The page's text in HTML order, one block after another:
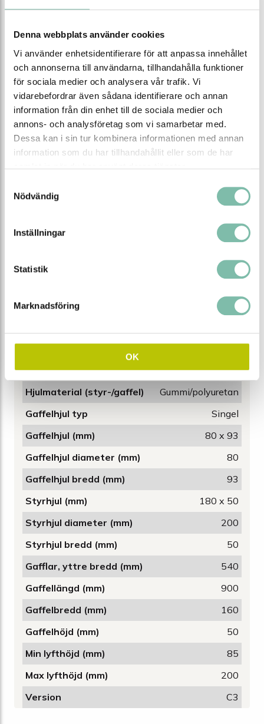
Denna webbplats använder cookies
Vi använder enhetsidentifierare för att anpassa innehållet
och annonserna till användarna, tillhandahålla funktioner
för sociala medier och analysera vår trafik. Vi
vidarebefordrar även sådana identifierare och annan
information från din enhet till de sociala medier och
annons- och analysföretag som vi samarbetar med.
Dessa kan i sin tur kombinera informationen med annan
information som du har tillhandahållit eller som de har
Nödvändig
Inställningar
Statistik
Marknadsföring
OK
på styr/gaffelhjul
Färg
Gul
Stål
Vikt (kg)
70
Längd (mm)
1300
Hjulmaterial (styr-/gaffel)
Gummi/polyuretan
Gaffelhjul typ
Singel
Gaffelhjul (mm)
80 x 93
Gaffelhjul diameter (mm)
80
Gaffelhjul bredd (mm)
93
Styrhjul (mm)
180 x 50
Styrhjul diameter (mm)
200
Styrhjul bredd (mm)
50
Gafflar, yttre bredd (mm)
540
Gaffellängd (mm)
900
Gaffelbredd (mm)
160
Gaffelhöjd (mm)
50
Min lyfthöjd (mm)
85
Max lyfthöjd (mm)
200
Version
C3